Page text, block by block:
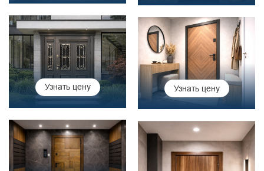
Узнать цену Узнать цену